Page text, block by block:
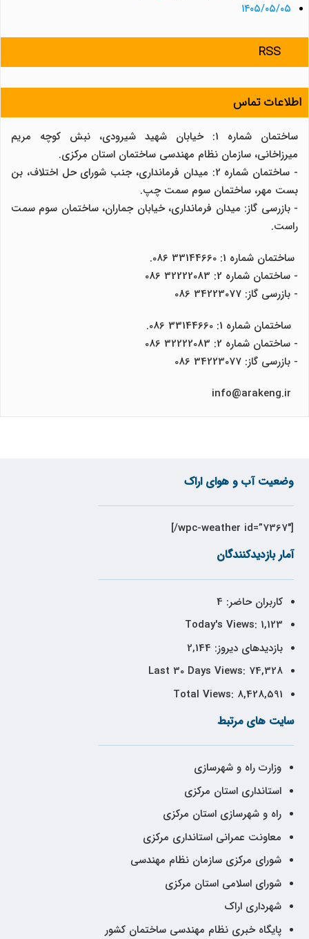
۱۴۰۵/۰۵/۰۵
RSS
اطلاعات تماس
ساختمان شماره 1: خیابان شهید شیرودی، نبش کوچه مریم
میرزاخانی، سازمان نظام مهندسی ساختمان استان مرکزی.
- ساختمان شماره 2: میدان فرمانداری، جنب شورای حل اختلاف، بن
بست مهر، ساختمان سوم سمت چپ.
- بازرسی گاز: میدان فرمانداری، خیابان جماران، ساختمان سوم سمت
راست.
ساختمان شماره 1: 33144660 086.
- ساختمان شماره 2: 32222083 086
- بازرسی گاز: 34223077 086
ساختمان شماره 1: 33144660 086.
- ساختمان شماره 2: 32222083 086
- بازرسی گاز: 34223077 086
وضعیت آب و هوای اراک
[wpc-weather id=”7367″/]
آمار بازدیدکنندگان
کاربران حاضر: 4
Today's Views: 1,123
بازدیدهای دیروز: 2,144
Last 30 Days Views: 74,328
Total Views: 8,428,591
سایت های مرتبط
وزارت راه و شهرسازی
استانداری استان مرکزی
راه و شهرسازی استان مرکزی
معاونت عمرانی استانداری مرکزی
شورای مرکزی سازمان نظام مهندسی
شورای اسلامی استان مرکزی
شهرداری اراک
پایگاه خبری نظام مهندسی ساختمان کشور